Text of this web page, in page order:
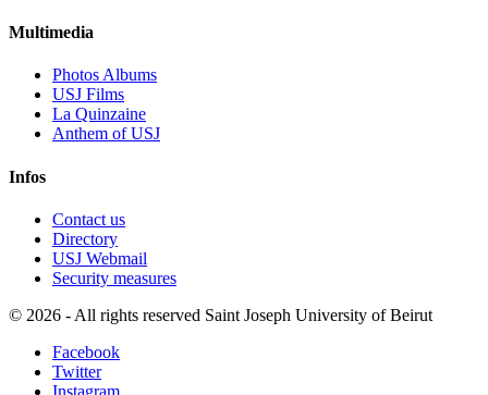
Multimedia
Photos Albums
USJ Films
La Quinzaine
Anthem of USJ
Infos
Contact us
Directory
USJ Webmail
Security measures
© 2026 - All rights reserved Saint Joseph University of Beirut
Facebook
Twitter
Instagram